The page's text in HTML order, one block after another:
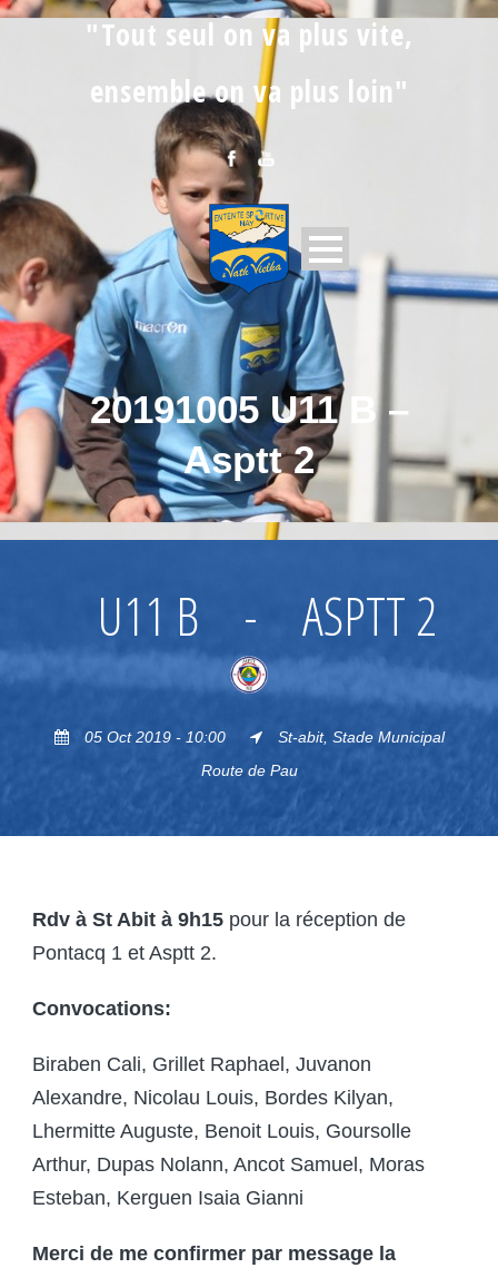
"Tout seul on va plus vite,
ensemble on va plus loin"
20191005 U11 B –
Asptt 2
U11 B - ASPTT 2
05 Oct 2019 - 10:00
St-abit, Stade Municipal
Route de Pau
Rdv à St Abit à 9h15 pour la réception de
Pontacq 1 et Asptt 2.
Convocations:
Biraben Cali, Grillet Raphael, Juvanon
Alexandre, Nicolau Louis, Bordes Kilyan,
Lhermitte Auguste, Benoit Louis, Goursolle
Arthur, Dupas Nolann, Ancot Samuel, Moras
Esteban, Kerguen Isaia Gianni
Merci de me confirmer par message la